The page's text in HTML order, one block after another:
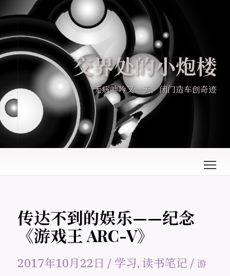
交界处的小炮楼
无病呻吟又一天，闭门造车创奇迹
传达不到的娱乐——纪念
《游戏王 ARC-V》
2017年10月22日 / 学习, 读书笔记 / 游